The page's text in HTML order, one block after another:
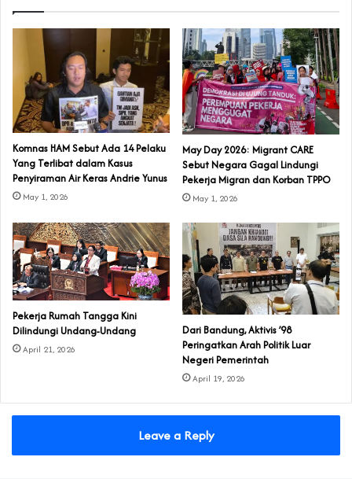
Komnas HAM Sebut Ada 14 Pelaku
Yang Terlibat dalam Kasus
Penyiraman Air Keras Andrie Yunus
May 1, 2026
May Day 2026: Migrant CARE
Sebut Negara Gagal Lindungi
Pekerja Migran dan Korban TPPO
May 1, 2026
Pekerja Rumah Tangga Kini
Dilindungi Undang-Undang
April 21, 2026
Dari Bandung, Aktivis ’98
Peringatkan Arah Politik Luar
Negeri Pemerintah
April 19, 2026
Leave a Reply